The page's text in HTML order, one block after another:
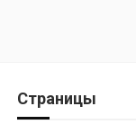
Страницы